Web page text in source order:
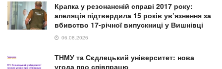
Крапка у резонансній справі 2017 року:
апеляція підтвердила 15 років ув’язнення за
вбивство 17-річної випускниці у Вишнівці
06.08.2026
ТНМУ та Сєдлецький університет: нова
угода про співпрацю